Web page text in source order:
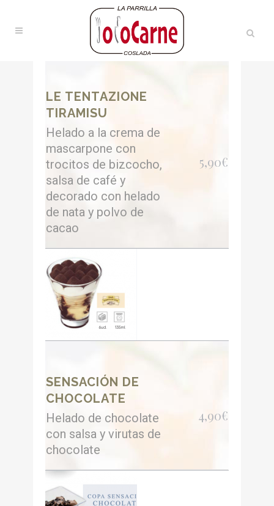
LE TENTAZIONE
TIRAMISU
Helado a la crema de
mascarpone con
trocitos de bizcocho,
salsa de café y
decorado con helado
de nata y polvo de
cacao
5,90€
SENSACIÓN DE
CHOCOLATE
Helado de chocolate
con salsa y virutas de
chocolate
4,90€